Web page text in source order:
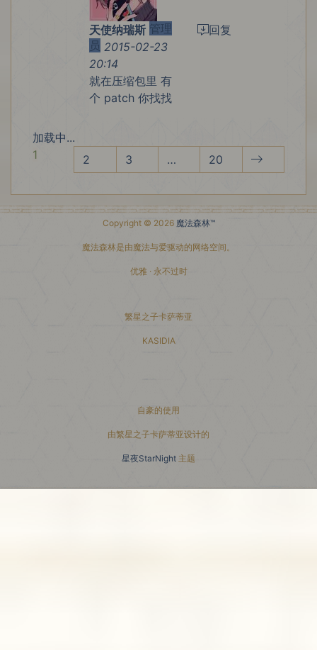
天使纳瑞斯 管理
员 2015-02-23
20:14
就在压缩包里 有
个 patch 你找找
回复
加载中...
1
2 3 … 20
Copyright © 2026 魔法森林™
魔法森林是由魔法与爱驱动的网络空间。
优雅 · 永不过时
繁星之子卡萨蒂亚
KASIDIA
自豪的使用
由繁星之子卡萨蒂亚设计的
星夜StarNight 主题